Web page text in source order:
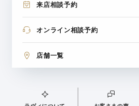
来店相談予約
オンライン相談予約
店舗一覧